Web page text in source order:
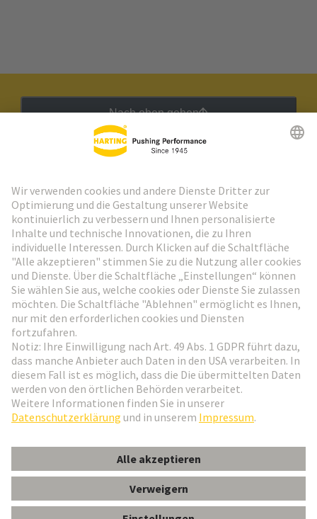
Nach oben gehen
Weiter zur Anmeldung
Social Media
Schweiz Deutsch
© HARTING Technologiegruppe
ImpressumDatenschutz-ErklärungCookie-Einstellungen